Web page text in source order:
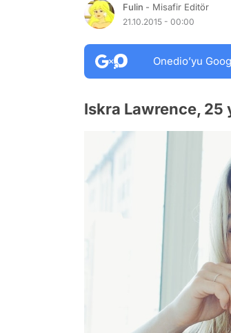
Fulin - Misafir Editör
21.10.2015 - 00:00
Onedio’yu
Iskra Lawrence, 25